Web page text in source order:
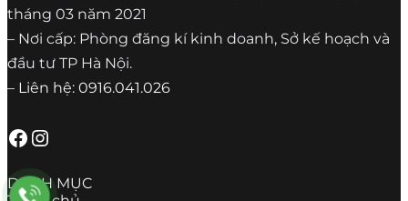
tháng 03 năm 2021
– Nơi cấp: Phòng đăng kí kinh doanh, Sở kế hoạch và
đầu tư TP Hà Nội.
– Liên hệ: 0916.041.026
Facebook Instagram
DANH MỤC